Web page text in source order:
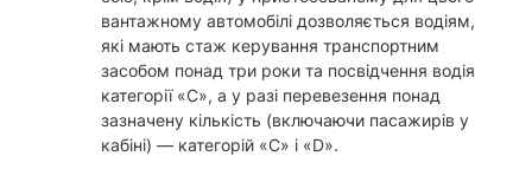
вантажному автомобілі дозволяється водіям,
які мають стаж керування транспортним
засобом понад три роки та посвідчення водія
категорії «C», а у разі перевезення понад
зазначену кількість (включаючи пасажирів у
кабіні) — категорій «C» і «D».